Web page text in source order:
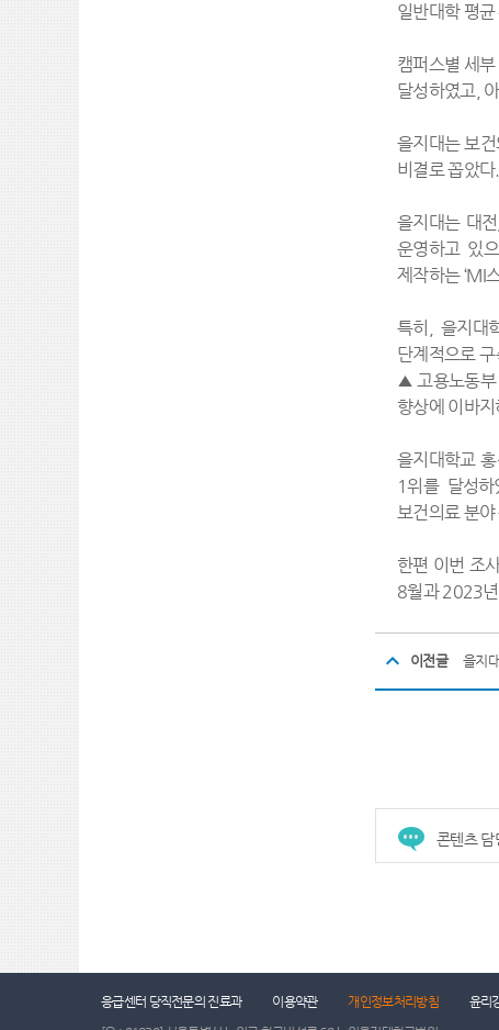
일반대학 평
캠퍼스별 세
달성하였고,
을지대는 보
비결로 꼽았다.
을지대는 대
운영하고 있
제작하는 ‘MI
특히, 을지대
단계적으로
▲고용노동부
향상에 이바
을지대학교
1위를 달성
보건의료 분
한편 이번 조
8월과 2023
이전글 을지
콘텐츠 담
응급센터 당직전문의 진료과 이용약관 개인정보처리방침 윤리